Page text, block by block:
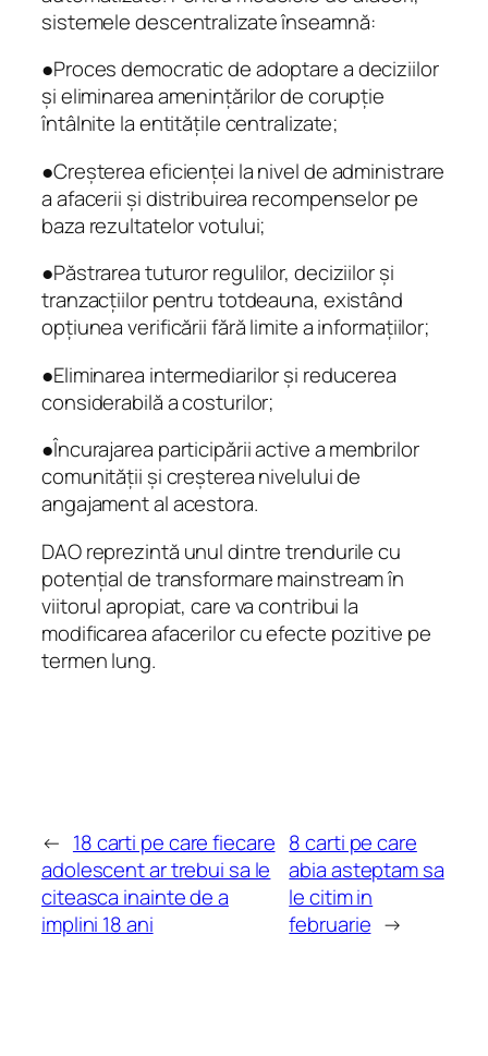
sistemele descentralizate înseamnă:
●Proces democratic de adoptare a deciziilor
și eliminarea amenințărilor de corupție
întâlnite la entitățile centralizate;
●Creșterea eficienței la nivel de administrare
a afacerii și distribuirea recompenselor pe
baza rezultatelor votului;
●Păstrarea tuturor regulilor, deciziilor și
tranzacțiilor pentru totdeauna, existând
opțiunea verificării fără limite a informațiilor;
●Eliminarea intermediarilor și reducerea
considerabilă a costurilor;
●Încurajarea participării active a membrilor
comunității și creșterea nivelului de
angajament al acestora.
DAO reprezintă unul dintre trendurile cu
potențial de transformare mainstream în
viitorul apropiat, care va contribui la
modificarea afacerilor cu efecte pozitive pe
termen lung.
← 18 carti pe care fiecare
adolescent ar trebui sa le
citeasca inainte de a
implini 18 ani
8 carti pe care
abia asteptam sa
le citim in
februarie →